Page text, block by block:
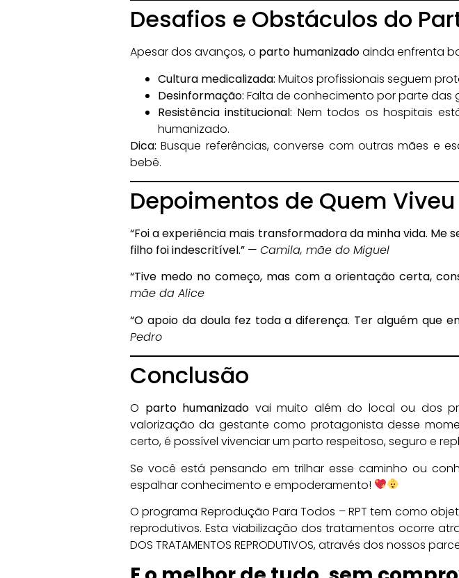
Desafios e Obstáculos do
Apesar dos avanços, o parto humanizadoainda enfrenta
Cultura medicalizada: Muitos profissionais seguem
Desinformação: Falta de conhecimento por parte das
Resistência institucional: Nem todos os hospitais
humanizado.
Dica: Busque referências, converse com outras mães e
bebê.
Depoimentos de Quem
“Foi a experiência mais transformadora da minha vida.
filho foi indescritível.” — Camila, mãe do Miguel
“Tive medo no começo, mas com a orientação certa,
mãe da Alice
“O apoio da doula fez toda a diferença. Ter alguém que
Pedro
Conclusão
O parto humanizado vai muito além do local ou dos
valorização da gestante como protagonista desse
certo, é possível vivenciar um parto respeitoso, seguro e
Se você está pensando em trilhar esse caminho ou
espalhar conhecimento e empoderamento!
O programa Reprodução Para Todos – RPT tem como
reprodutivos. Esta viabilização dos tratamentos ocorre
DOS TRATAMENTOS REPRODUTIVOS, através dos nossos